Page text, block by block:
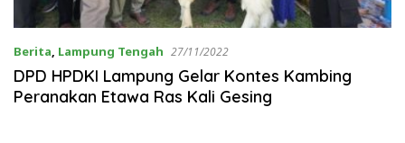
Berita, Lampung Tengah 27/11/2022
DPD HPDKI Lampung Gelar Kontes Kambing
Peranakan Etawa Ras Kali Gesing